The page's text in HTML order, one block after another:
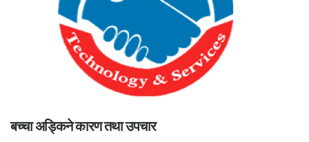
बच्चा अड्किने कारण तथा उपचार